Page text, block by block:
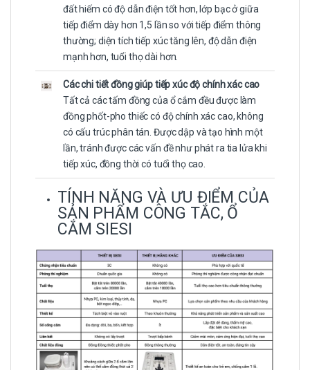
đất hiếm có độ dẫn điện tốt hơn, lớp bạc ở giữa
tiếp điểm dày hơn 1,5 lần so với tiếp điểm thông
thường; diện tích tiếp xúc tăng lên, độ dẫn điện
mạnh hơn, tuổi thọ dài hơn.
Các chi tiết đồng giúp tiếp xúc độ chính xác cao
Tất cả các tấm đồng của ổ cắm đều được làm
đồng phốt-pho thiếc có độ chính xác cao, không
có cấu trúc phân tán. Được dập và tạo hình một
lần, tránh được các vấn đề như phát ra tia lửa khi
tiếp xúc, đồng thời có tuổi thọ cao.
TÍNH NĂNG VÀ ƯU ĐIỂM CỦA
SẢN PHẨM CÔNG TẮC, Ổ
CẮM SIESI